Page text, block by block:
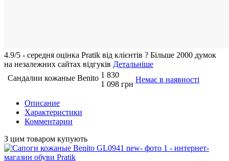
4.9/5 - середня оцiнка Pratik вiд клієнтів ? Більше 2000 думок
на незалежних сайтах відгуків Детальніше
Сандалии кожаные Benito 1 830
1 098 грн
Немає в наявності
Описание
Характеристики
Комментарии
З цим товаром купують